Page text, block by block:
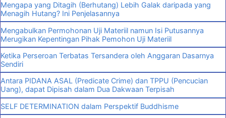
Mengapa yang Ditagih (Berhutang) Lebih Galak daripada yang
Menagih Hutang? Ini Penjelasannya
Mengabulkan Permohonan Uji Materiil namun Isi Putusannya
Merugikan Kepentingan Pihak Pemohon Uji Materiil
Ketika Perseroan Terbatas Tersandera oleh Anggaran Dasarnya
Sendiri
Antara PIDANA ASAL (Predicate Crime) dan TPPU (Pencucian
Uang), dapat Dipisah dalam Dua Dakwaan Terpisah
SELF DETERMINATION dalam Perspektif Buddhisme